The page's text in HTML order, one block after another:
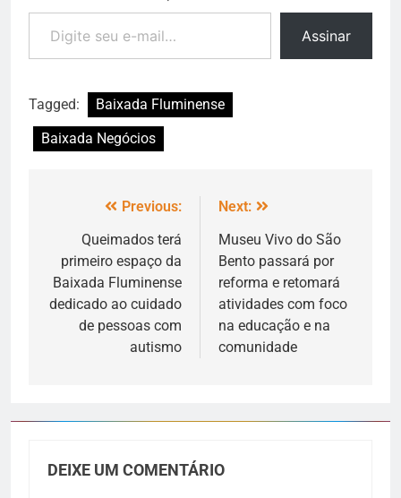
Assinar
Tagged:
Baixada Fluminense
Baixada Negócios
Previous:
Queimados terá
primeiro espaço da
Baixada Fluminense
dedicado ao cuidado
de pessoas com
autismo
Next:
Museu Vivo do São
Bento passará por
reforma e retomará
atividades com foco
na educação e na
comunidade
DEIXE UM COMENTÁRIO